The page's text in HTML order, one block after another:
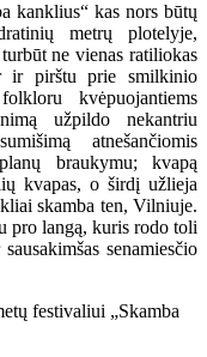
kanklius“ kas nors būtų
metrų plotelyje,
ne vienas ratiliokas
ir pirštu prie smilkinio
kvėpuojantiems
užpildo nekantriu
atnešančiomis
braukymu; kvapą
kvapas, o širdį užlieja
skamba ten, Vilniuje.
pro langą, kuris rodo toli
senamiesčio
festivaliui „Skamba